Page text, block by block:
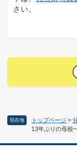
現在地 トップページ >
13年ぶりの母校
さい。